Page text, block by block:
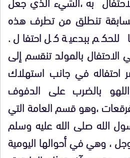
تنطلق من تطرف هذه
للحكم ببدعية كل احتفال .
الاحتفال بالمولد تنقسم إلى
في جانب استهلاك
بالضرب على الدفوف
،وهو قسم العامة التي
الله صلى الله عليه وسلم
، وهي في أحوالها اليومية